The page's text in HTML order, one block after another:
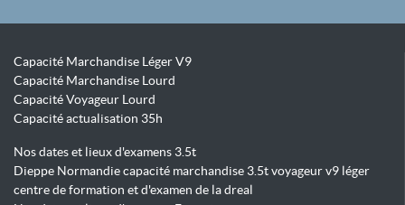
Capacité Marchandise Léger V9
Capacité Marchandise Lourd
Capacité Voyageur Lourd
Capacité actualisation 35h
Nos dates et lieux d'examens 3.5t
Dieppe Normandie capacité marchandise 3.5t voyageur v9 léger
centre de formation et d'examen de la dreal